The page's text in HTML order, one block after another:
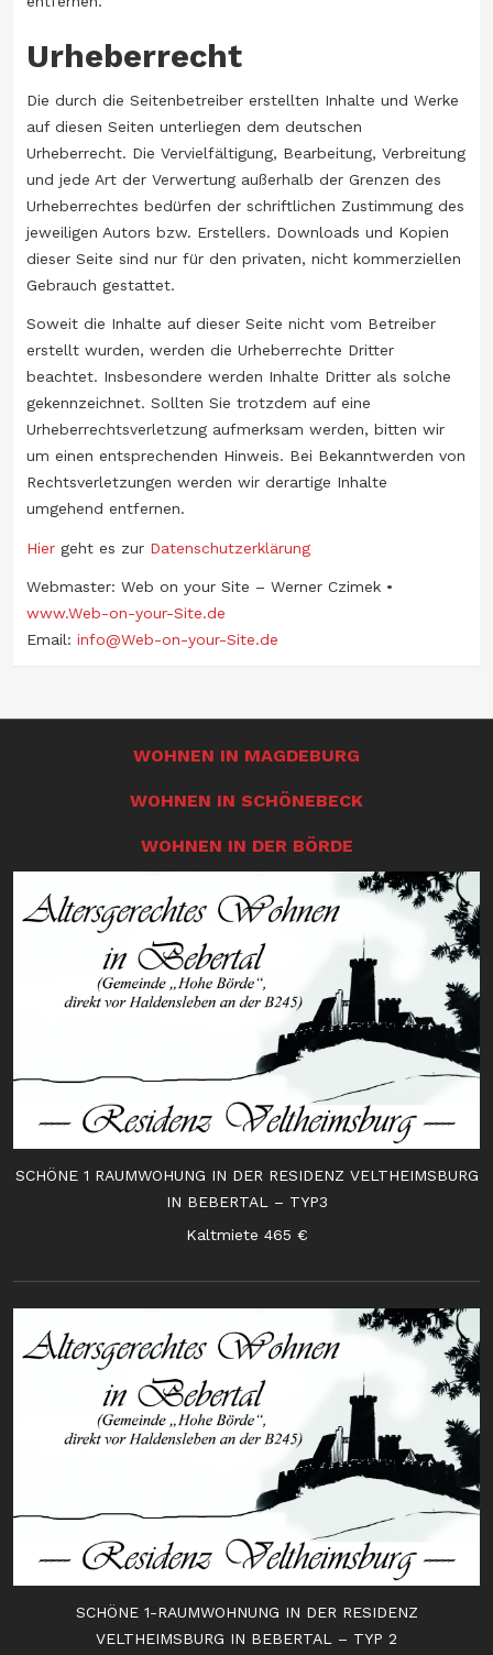
Urheberrecht
Die durch die Seitenbetreiber erstellten Inhalte und Werke
auf diesen Seiten unterliegen dem deutschen
Urheberrecht. Die Vervielfältigung, Bearbeitung, Verbreitung
und jede Art der Verwertung außerhalb der Grenzen des
Urheberrechtes bedürfen der schriftlichen Zustimmung des
jeweiligen Autors bzw. Erstellers. Downloads und Kopien
dieser Seite sind nur für den privaten, nicht kommerziellen
Gebrauch gestattet.
Soweit die Inhalte auf dieser Seite nicht vom Betreiber
erstellt wurden, werden die Urheberrechte Dritter
beachtet. Insbesondere werden Inhalte Dritter als solche
gekennzeichnet. Sollten Sie trotzdem auf eine
Urheberrechtsverletzung aufmerksam werden, bitten wir
um einen entsprechenden Hinweis. Bei Bekanntwerden von
Rechtsverletzungen werden wir derartige Inhalte
umgehend entfernen.
Hier geht es zur Datenschutzerklärung
Webmaster: Web on your Site – Werner Czimek •
www.Web-on-your-Site.de
Email: info@Web-on-your-Site.de
WOHNEN IN MAGDEBURG
WOHNEN IN SCHÖNEBECK
WOHNEN IN DER BÖRDE
SCHÖNE 1 RAUMWOHUNG IN DER RESIDENZ VELTHEIMSBURG
IN BEBERTAL – TYP3
Kaltmiete 465 €
SCHÖNE 1-RAUMWOHNUNG IN DER RESIDENZ
VELTHEIMSBURG IN BEBERTAL – TYP 2